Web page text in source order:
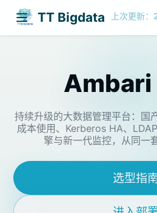
TT Bigdata 上次更新
Ambari
持续升级的大数据管理平台：国
成本使用、Kerberos HA、
擎与新一代监控，从同一
选型指